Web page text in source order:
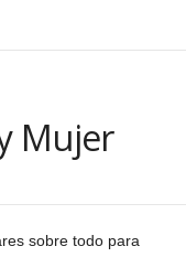
Mujer
sobre todo para